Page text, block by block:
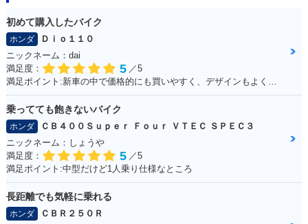
初めて購入したバイク
ホンダ
Ｄｉｏ１１０
ニックネーム：dai
満足度：
5 ／5
満足ポイント:新車の中で価格的にも買いやすく、デザインもよくて購入しました。
乗ってても飽きないバイク
ホンダ
ＣＢ４００Ｓｕｐｅｒ Ｆｏｕｒ ＶＴＥＣ ＳＰＥＣ３
ニックネーム：しょうや
満足度：
5 ／5
満足ポイント:中型だけど1人乗り仕様なところ
長距離でも気軽に乗れる
ホンダ
ＣＢＲ２５０Ｒ